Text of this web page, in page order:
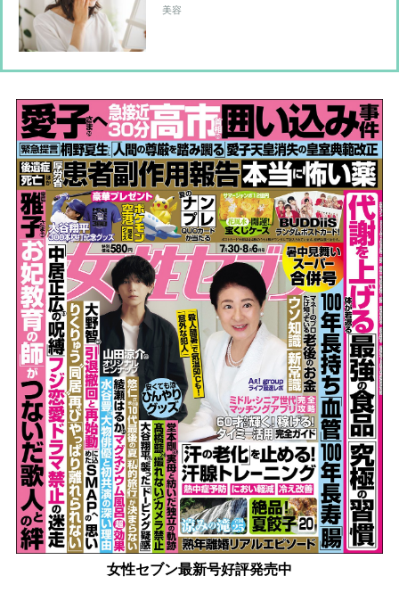
な美しさ」をコツコツ育む方法を美の
美容
女性セブン最新号好評発売中